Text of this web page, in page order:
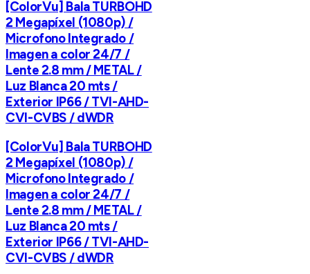
[ColorVu] Bala TURBOHD
2 Megapíxel (1080p) /
Microfono Integrado /
Imagen a color 24/7 /
Lente 2.8 mm / METAL /
Luz Blanca 20 mts /
Exterior IP66 / TVI-AHD-
CVI-CVBS / dWDR
[ColorVu] Bala TURBOHD
2 Megapíxel (1080p) /
Microfono Integrado /
Imagen a color 24/7 /
Lente 2.8 mm / METAL /
Luz Blanca 20 mts /
Exterior IP66 / TVI-AHD-
CVI-CVBS / dWDR